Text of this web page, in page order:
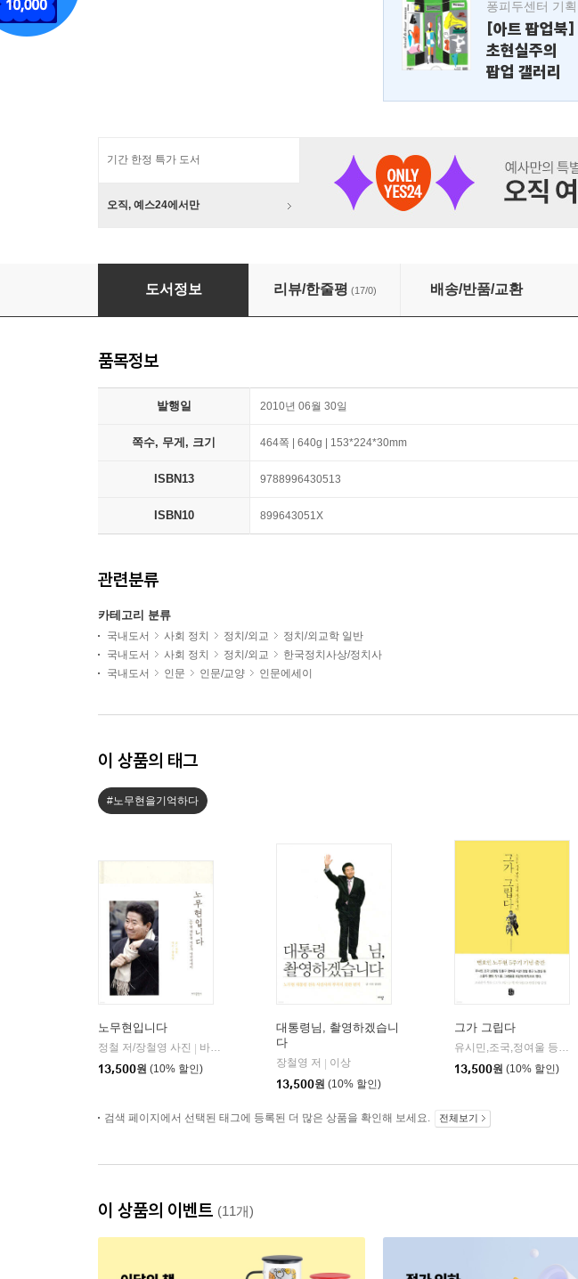
퐁피두센터 기획
[아트 팝업북]
초현실주의
팝업 갤러리
기간 한정 특가 도서
오직, 예스24에서만
10권의 책으로 노무현을 말하다
도서정보 리뷰/한줄평 (17/0) 배송/반품/교환
품목정보
발행일 2010년 06월 30일
쪽수, 무게, 크기 464쪽 | 640g | 153*224*30mm
ISBN13 9788996430513
ISBN10 899643051X
관련분류
카테고리 분류
국내도서 사회 정치 정치/외교
정치/외교학 일반
국내도서
사회 정치 정치/외교
한국정치사상/정치사
국내도서
인문 인문/교양 인문에세이
이 상품의 태그
#노무현을기억하다
노무현입니다
정철 저/장철영 사진
바다출판사
13,500원 (10% 할인)
대통령님, 촬영하겠습니
다
장철영 저
이상
13,500원 (10% 할인)
그가 그립다
유시민,조국,정여울 등저
13,500원 (10% 할인)
검색 페이지에서 선택된 태그에 등록된 더 많은 상품을 확인해 보세요. 전체보기
이 상품의 이벤트 (11개)